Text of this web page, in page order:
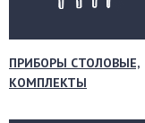
ПРИБОРЫ СТОЛОВЫЕ,
КОМПЛЕКТЫ